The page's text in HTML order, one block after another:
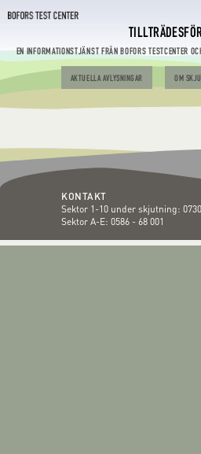
EN INFORMATIONSTJÄNST FRÅN BOFORS TESTCENTER
AKTUELLA AVLYSNINGAR OM
KONTAKT
Sektor 1-10 under skjutning:
Sektor A-E: 0586 - 68 001